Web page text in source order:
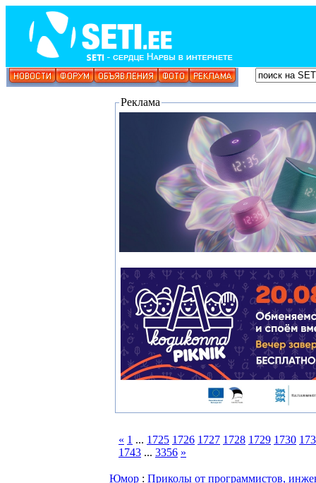
Реклама
« 1 ... 1725 1726 1727 1728 1729 1730
1743 ... 3356 »
Юмор : Приколы от программистов,